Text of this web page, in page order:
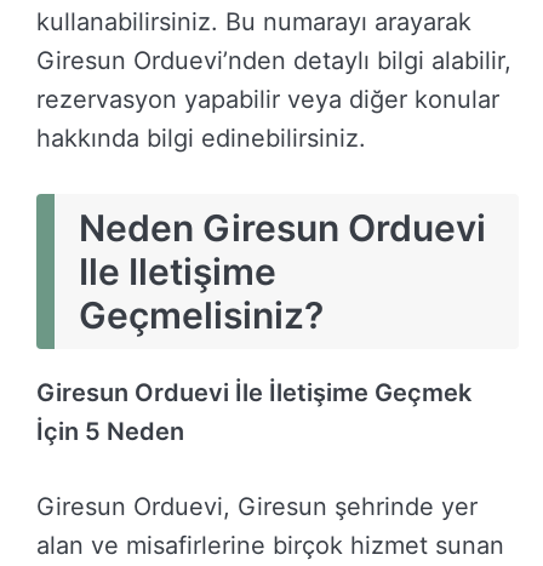
kullanabilirsiniz. Bu numarayı arayarak
Giresun Orduevi’nden detaylı bilgi alabilir,
rezervasyon yapabilir veya diğer konular
hakkında bilgi edinebilirsiniz.
Neden Giresun Orduevi
Ile Iletişime
Geçmelisiniz?
Giresun Orduevi İle İletişime Geçmek
İçin 5 Neden
Giresun Orduevi, Giresun şehrinde yer
alan ve misafirlerine birçok hizmet sunan